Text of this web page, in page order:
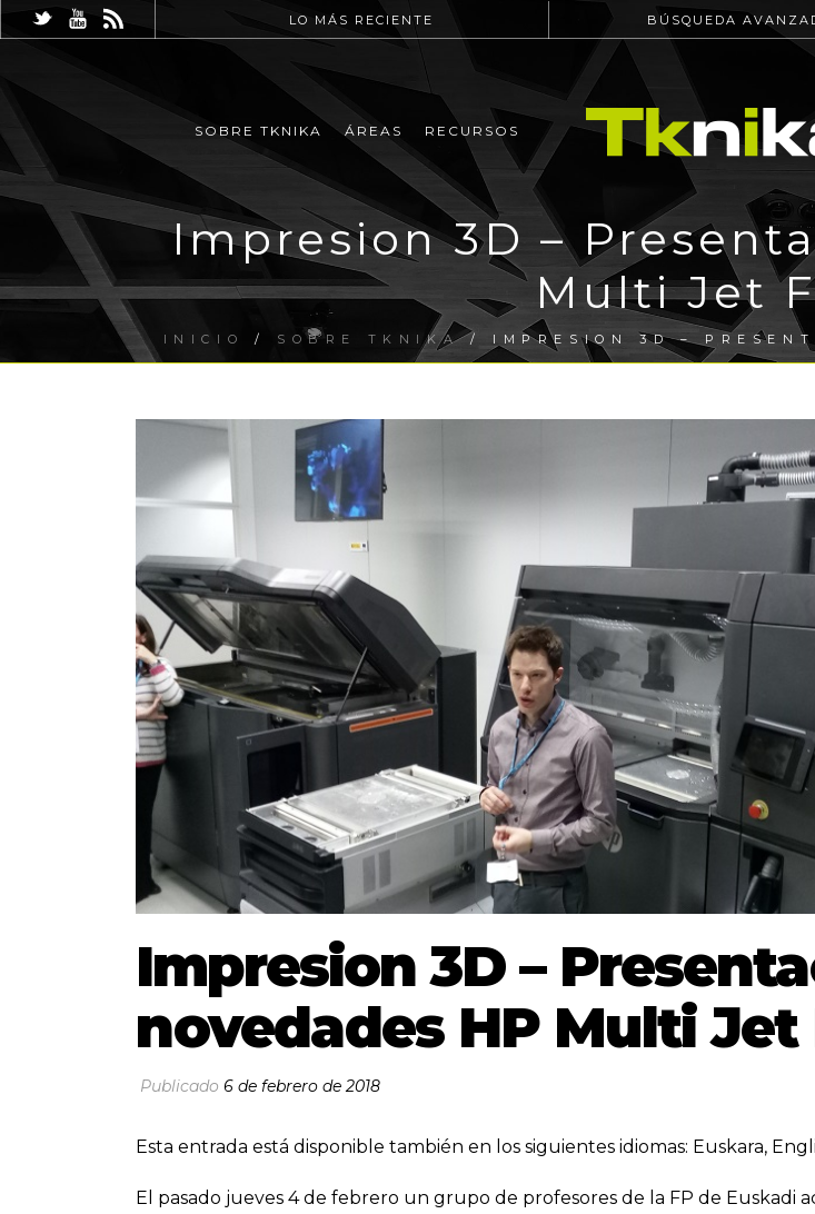
LO MÁS RECIENTE BÚSQUEDA
SOBRE TKNIKA ÁREAS RECURSOS
Impresion 3D –
Multi Jet
INICIO / SOBRE TKNIKA/ IMPRESION 3D –
Impresion 3D –
novedades HP Multi Jet
Publicado 6 de febrero de 2018
Esta entrada está disponible también en los siguientes idiomas: Euskara,
El pasado jueves 4 de febrero un grupo de profesores de la FP de Euskadi